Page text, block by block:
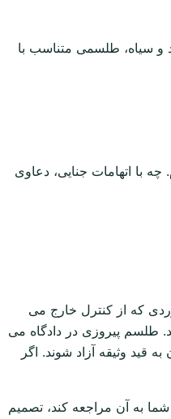
و سیاه، طلسمی متناسب با
با اتهامات جنایی، دعاوی
که از کنترل خارج می
طلسم پیروزی در دادگاه می
قید وثیقه آزاد شوند. اگر
به آن مراجعه کند، تصمیم